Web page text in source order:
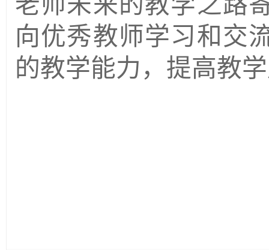
向优秀教师学习和交
的教学能力，提高教